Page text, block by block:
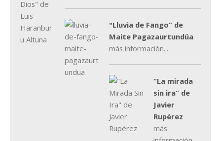
"Lluvia de Fango” de
Maite Pagazaurtundúa
más información...
“La mirada
sin ira” de
Javier
Rupérez
más